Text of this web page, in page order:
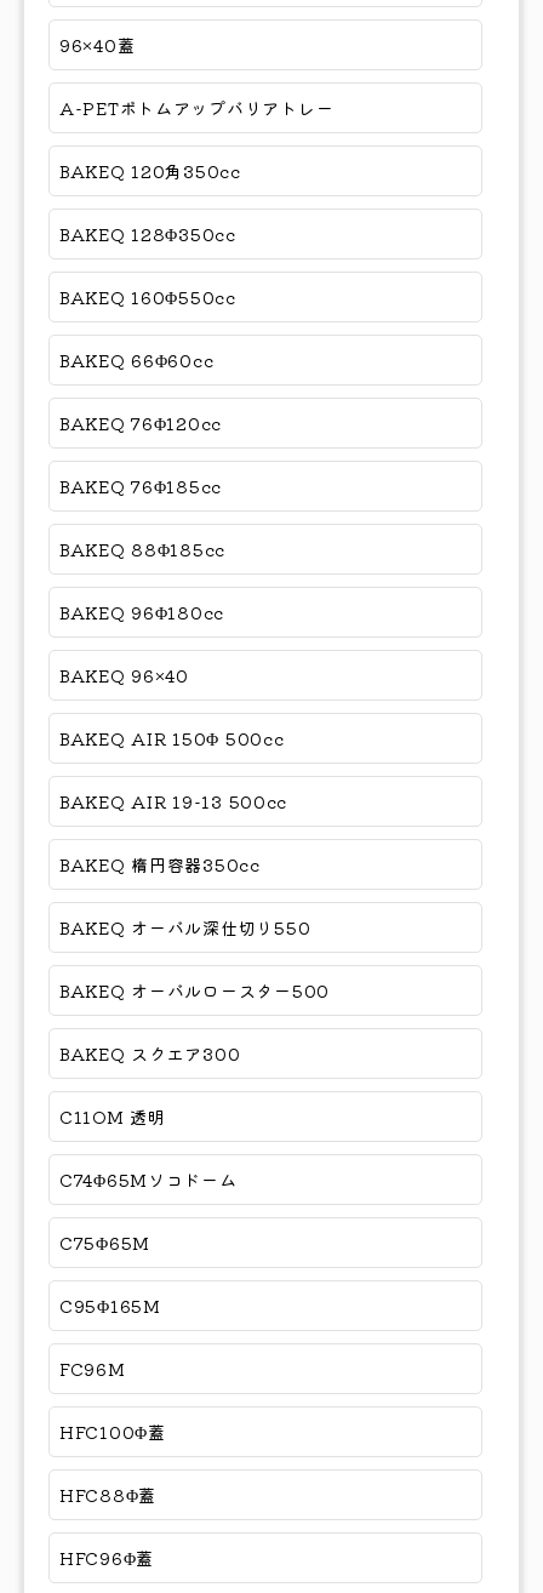
96×40蓋
A-PETボトムアップバリアトレー
BAKEQ 120角350cc
BAKEQ 128Φ350cc
BAKEQ 160Φ550cc
BAKEQ 66Φ60cc
BAKEQ 76Φ120cc
BAKEQ 76Φ185cc
BAKEQ 88Φ185cc
BAKEQ 96Φ180cc
BAKEQ 96×40
BAKEQ AIR 150Φ 500cc
BAKEQ AIR 19-13 500cc
BAKEQ 楕円容器350cc
BAKEQ オーバル深仕切り550
BAKEQ オーバルロースター500
BAKEQ スクエア300
C11OM 透明
C74Φ65Mソコドーム
C75Φ65M
C95Φ165M
FC96M
HFC100Φ蓋
HFC88Φ蓋
HFC96Φ蓋